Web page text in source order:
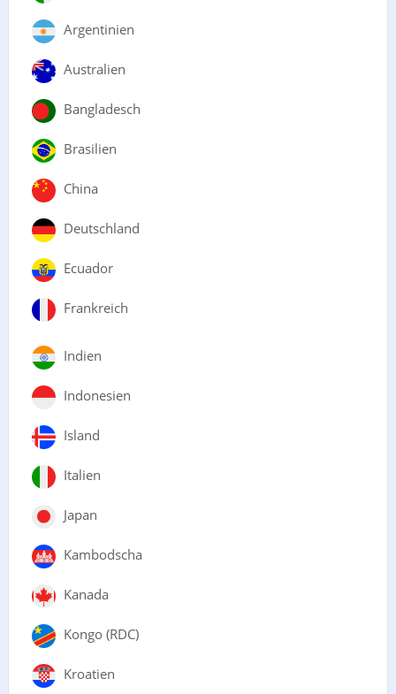
Argentinien
Australien
Bangladesch
Brasilien
China
Deutschland
Ecuador
Frankreich
Indien
Indonesien
Island
Italien
Japan
Kambodscha
Kanada
Kongo (RDC)
Kroatien